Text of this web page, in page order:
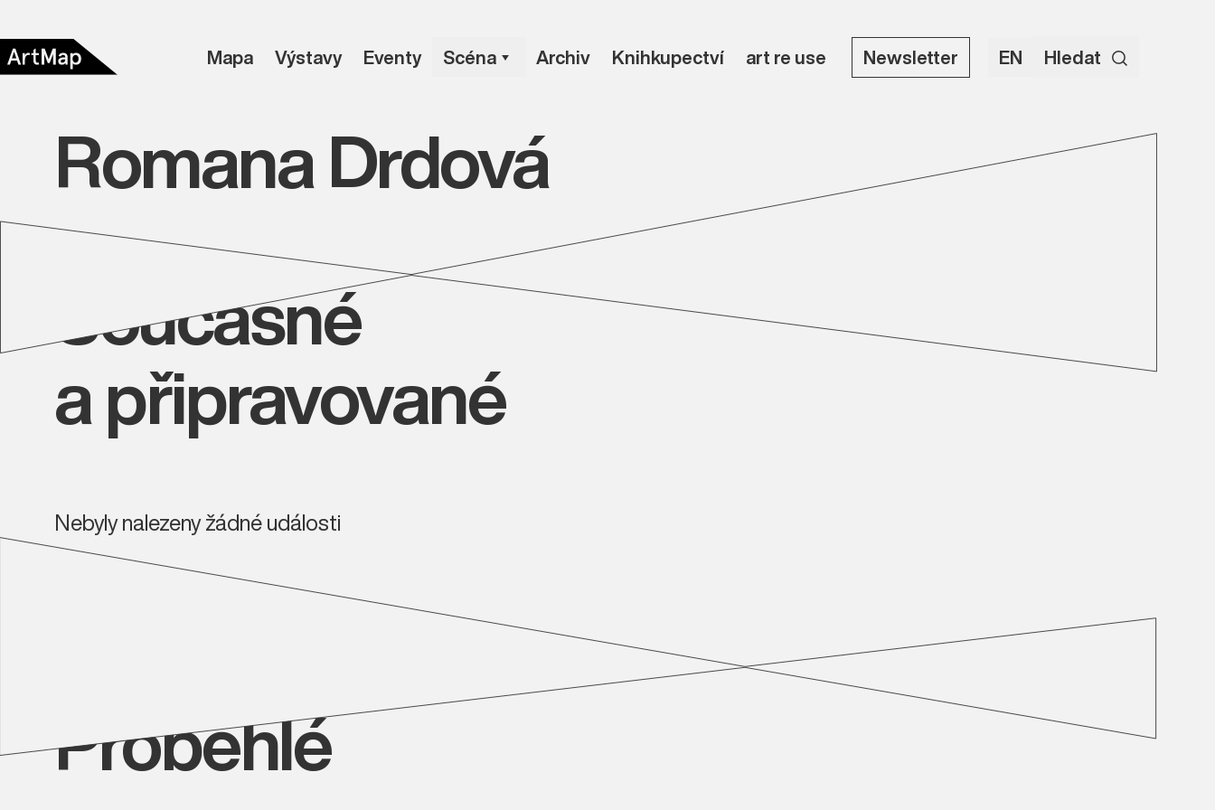
Mapa Výstavy Eventy Scéna Archiv Knihkupectví art re use Newsletter EN Hledat
Romana Drdová
Současné
a připravované
Nebyly nalezeny žádné události
Proběhlé